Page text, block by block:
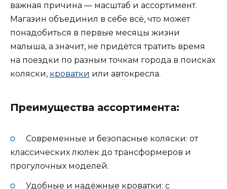
важная причина — масштаб и ассортимент.
Магазин объединил в себе всё, что может
понадобиться в первые месяцы жизни
малыша, а значит, не придётся тратить время
на поездки по разным точкам города в поисках
коляски, кроватки или автокресла.
Преимущества ассортимента:
Современные и безопасные коляски: от
классических люлек до трансформеров и
прогулочных моделей.
Удобные и надёжные кроватки: с